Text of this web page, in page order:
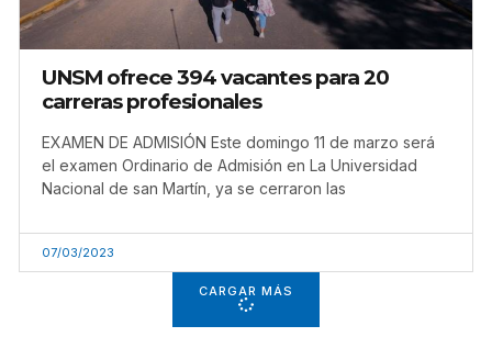
UNSM ofrece 394 vacantes para 20
carreras profesionales
EXAMEN DE ADMISIÓN Este domingo 11 de marzo será
el examen Ordinario de Admisión en La Universidad
Nacional de san Martín, ya se cerraron las
07/03/2023
CARGAR MÁS